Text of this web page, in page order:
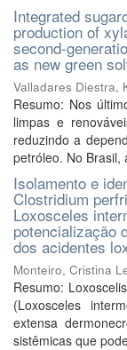
Integrated
production of
second-
as new green
Valladares Diestra,
Resumo: Nos
limpas e
reduzindo a
petróleo. No Brasil,
Isolamento e
Clostridium
Loxosceles
potencialização
dos acidentes
Monteiro, Cristina
Resumo:
(Loxosceles
extensa
sistêmicas que